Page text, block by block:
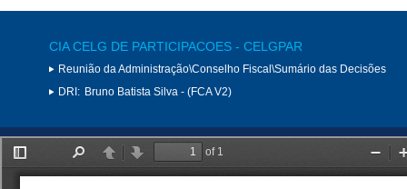
CIA CELG DE PARTICIPACOES - CELGPAR
Reunião da Administração\Conselho Fiscal\Sumário das Decisões
DRI: Bruno Batista Silva - (FCA V2)